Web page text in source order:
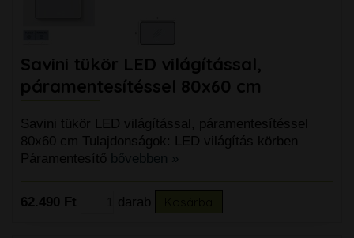
Savini tükör LED világítással,
páramentesítéssel 80x60 cm
Savini tükör LED világítással, páramentesítéssel
80x60 cm Tulajdonságok: LED világítás körben
Páramentesítő bővebben »
62.490 Ft darab